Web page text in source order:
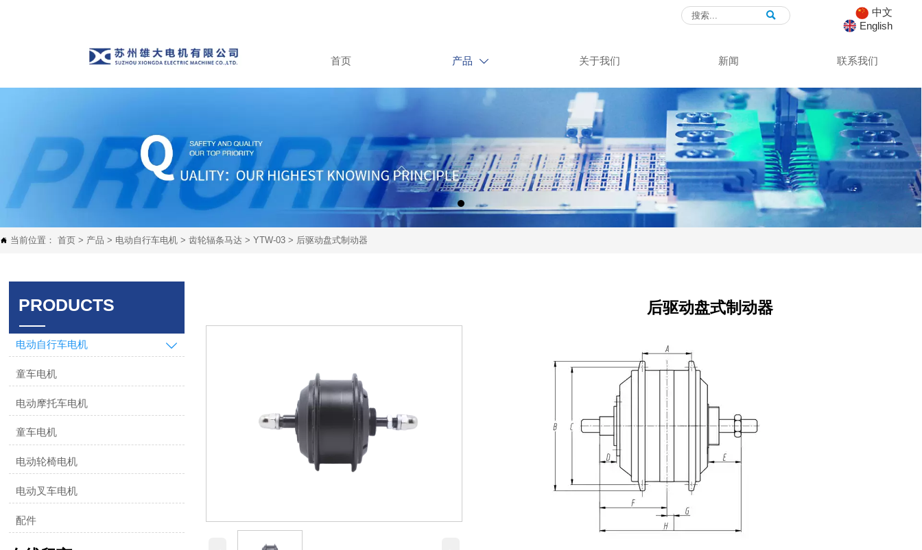

中文
English
首页 产品  关于我们 新闻 联系我们
 当前位置： 首页> 产品 > 电动自行车电机> 齿轮辐条马达 > YTW-03> 后驱动盘式制动器
PRODUCTS
电动自行车电机 
童车电机
电动摩托车电机
童车电机
电动轮椅电机
电动叉车电机
配件
后驱动盘式制动器